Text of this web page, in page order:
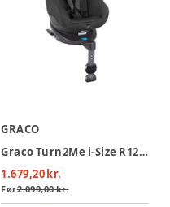
GRACO
Graco Turn2Me i-Size R129 Autostol - Midnight
1.679,20 kr.
Før2.099,00 kr.